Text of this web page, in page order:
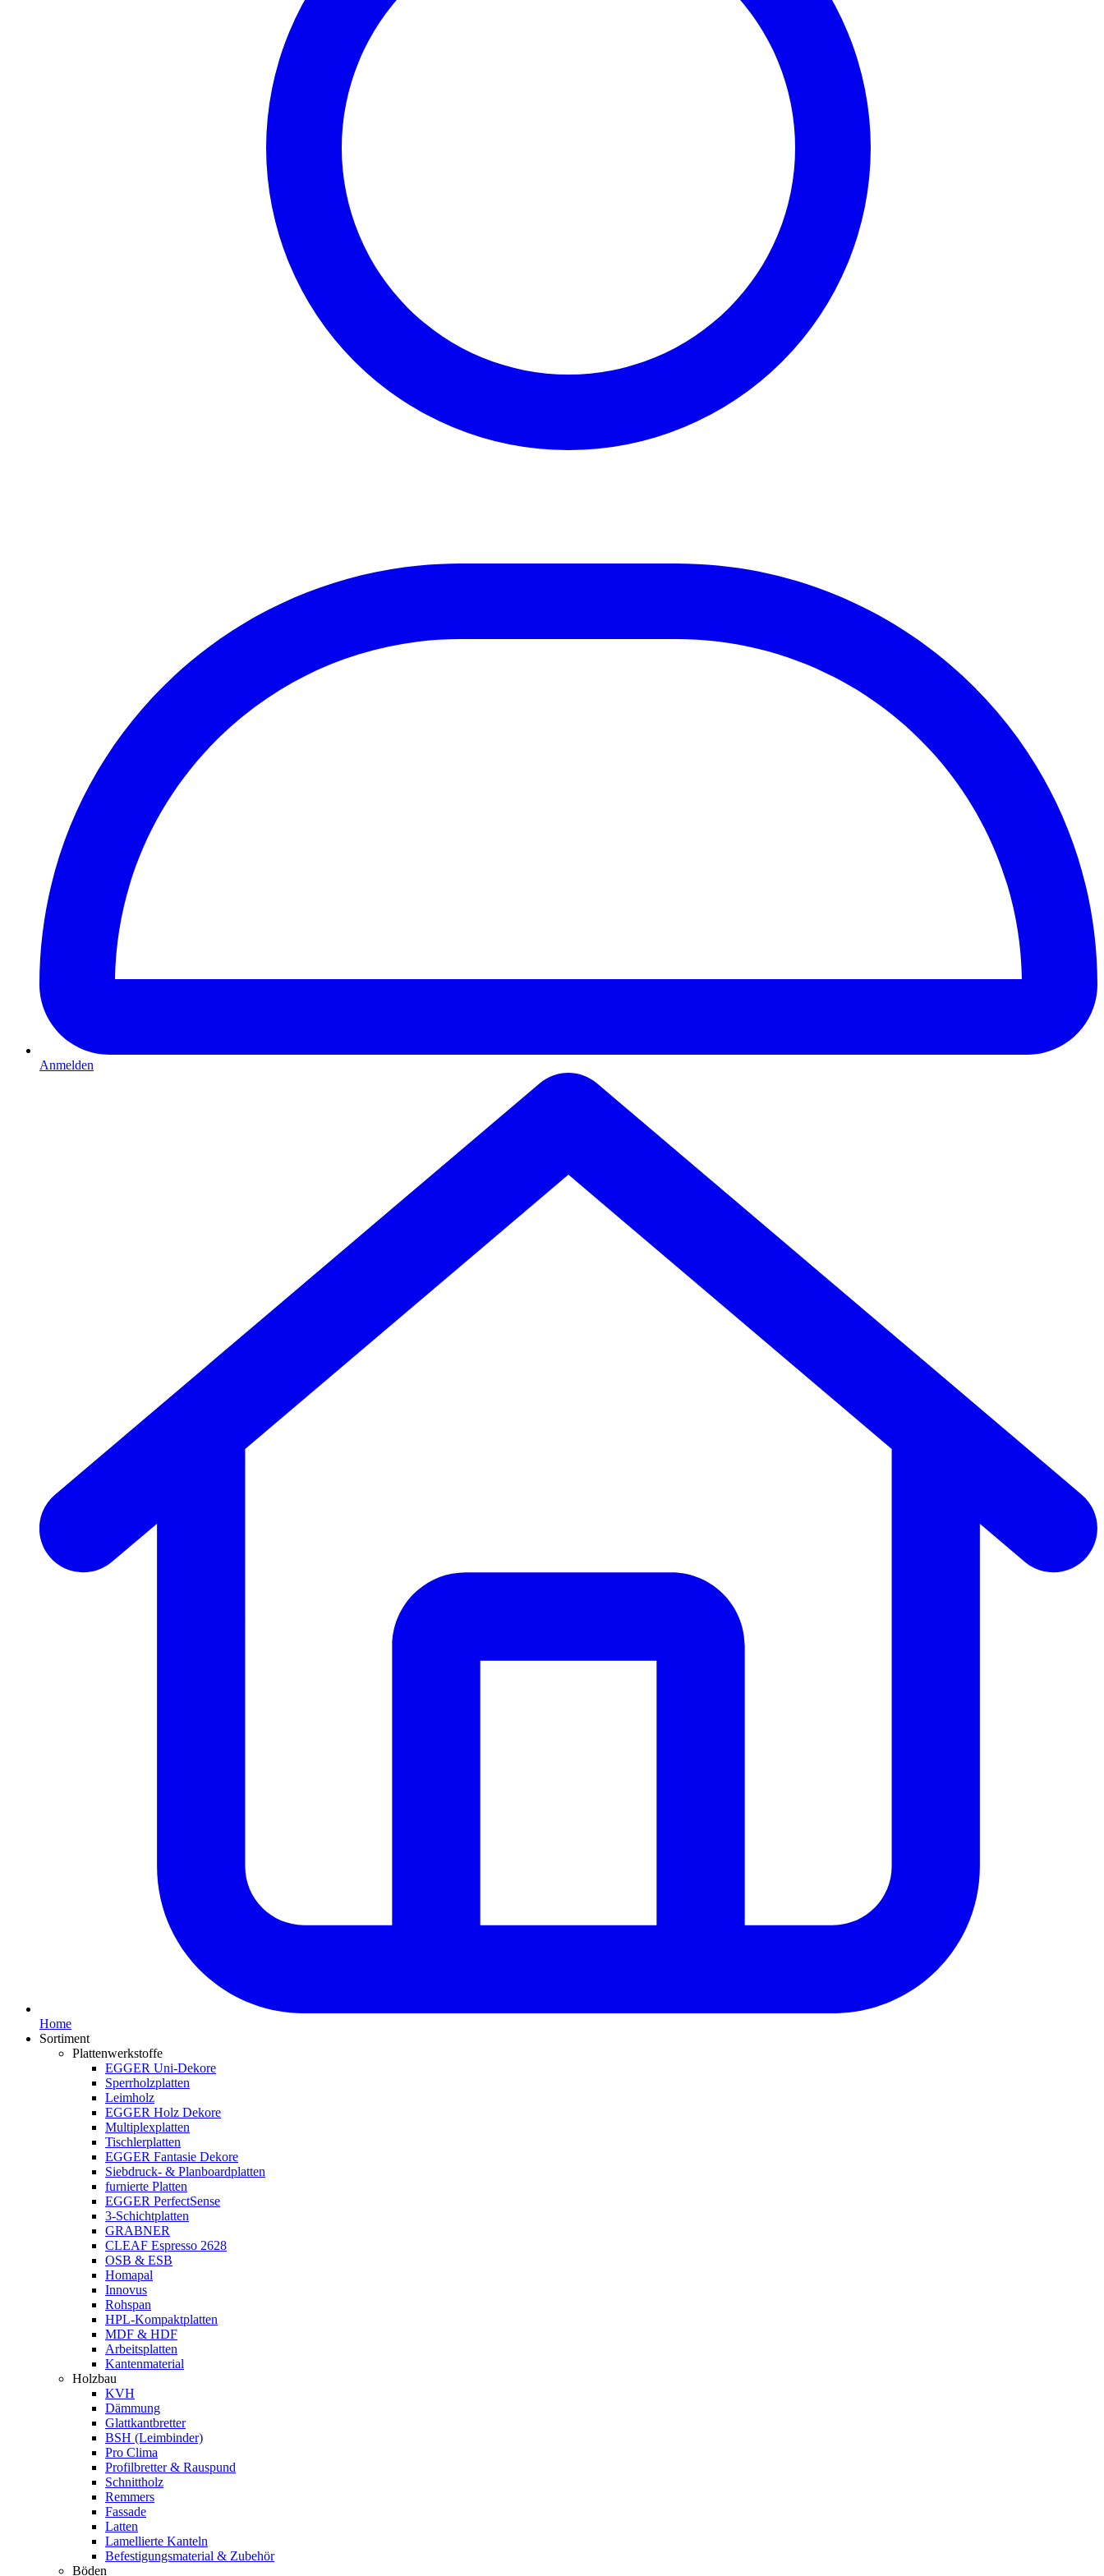
Anmelden
Home
Sortiment
Plattenwerkstoffe
EGGER Uni-Dekore
Sperrholzplatten
Leimholz
EGGER Holz Dekore
Multiplexplatten
Tischlerplatten
EGGER Fantasie Dekore
Siebdruck- & Planboardplatten
furnierte Platten
EGGER PerfectSense
3-Schichtplatten
GRABNER
CLEAF Espresso 2628
OSB & ESB
Homapal
Innovus
Rohspan
HPL-Kompaktplatten
MDF & HDF
Arbeitsplatten
Kantenmaterial
Holzbau
KVH
Dämmung
Glattkantbretter
BSH (Leimbinder)
Pro Clima
Profilbretter & Rauspund
Schnittholz
Remmers
Fassade
Latten
Lamellierte Kanteln
Befestigungsmaterial & Zubehör
Böden